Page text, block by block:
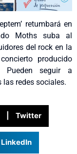
retumbará en
Moths suba al
del rock en la
producido
Pueden seguir a
las redes sociales.
| Twitter
LinkedIn